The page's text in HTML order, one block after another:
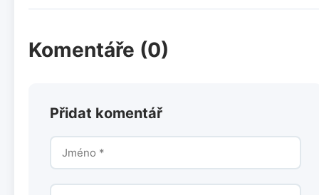
Komentáře (0)
Přidat komentář